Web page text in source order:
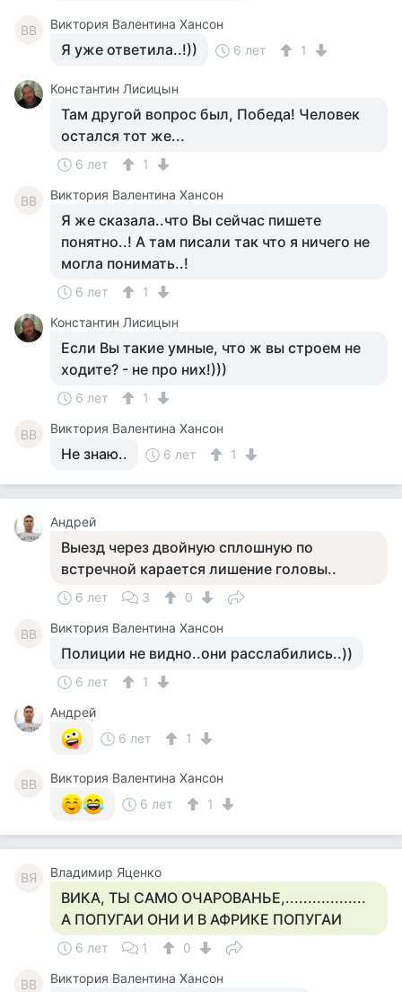
ВВ Виктория Валентина Хансон
Я уже ответила..!)) 6 лет 1
Константин Лисицын
Там другой вопрос был, Победа! Человек
остался тот же...
6 лет 1
ВВ Виктория Валентина Хансон
Я же сказала..что Вы сейчас пишете
понятно..! А там писали так что я ничего не
могла понимать..!
6 лет
1
Константин Лисицын
Если Вы такие умные, что ж вы строем не
ходите? - не про них!)))
6 лет 1
ВВ Виктория Валентина Хансон
Не знаю.. 6 лет 1
Андрей
Выезд через двойную сплошную по
встречной карается лишение головы..
6 лет 3 0
ВВ Виктория Валентина Хансон
Полиции не видно..они расслабились..))
6 лет
1
Андрей
6 лет
1
ВВ
Виктория Валентина Хансон
6 лет
1
ВЯ Владимир Яценко
ВИКА, ТЫ САМО ОЧАРОВАНЬЕ,..................
А ПОПУГАИ ОНИ И В АФРИКЕ ПОПУГАИ
6 лет 1 0
ВВ Виктория Валентина Хансон